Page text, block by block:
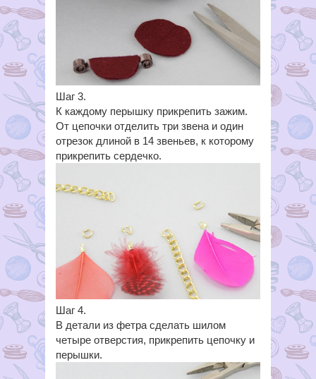
Шаг 3.
К каждому перышку прикрепить зажим.
От цепочки отделить три звена и один
отрезок длиной в 14 звеньев, к которому
прикрепить сердечко.
Шаг 4.
В детали из фетра сделать шилом
четыре отверстия, прикрепить цепочку и
перышки.